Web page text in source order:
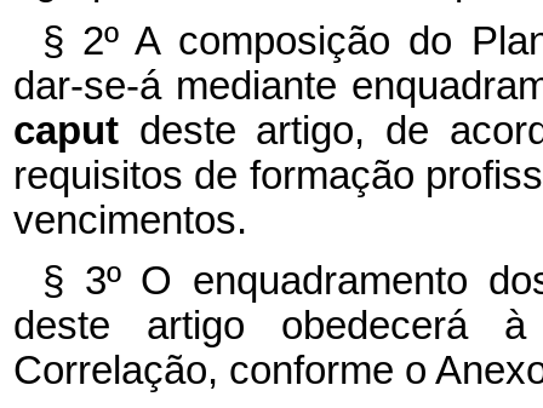
§ 2º A composição do
dar-se-á mediante
caput deste artigo, de
requisitos de formação
vencimentos.
§ 3º O enquadramento
deste artigo obedecerá
Correlação, conforme o